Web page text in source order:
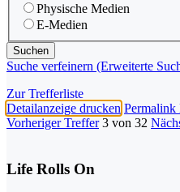
Physische Medien
E-Medien
Suche verfeinern (Erweiterte
Zur Trefferliste
Detailanzeige drucken Permalink
Vorheriger Treffer 3 von 32
Life Rolls On